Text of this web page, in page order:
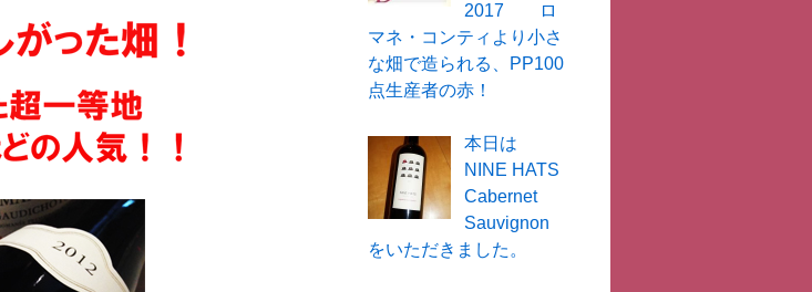
2017 ロ
マネ・コンティより小さ
な畑で造られる、PP100
点生産者の赤！
本日は
NINE HATS
Cabernet
Sauvignon
をいただきました。